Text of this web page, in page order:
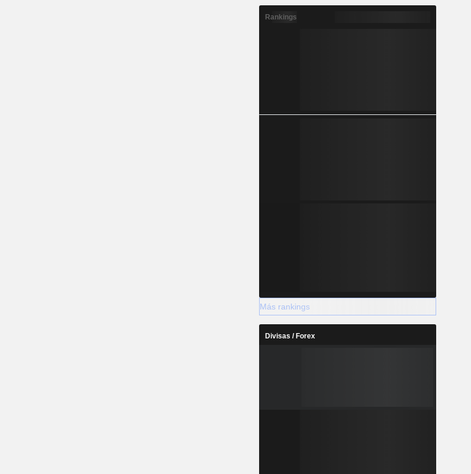
Rankings
Más rankings
Divisas / Forex